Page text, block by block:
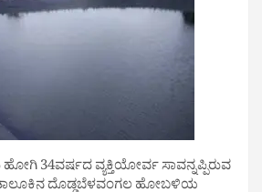
34ವರ್ಷದ ವ್ಯಕ್ತಿಯೋರ್ವ ಸಾವನ್ನಪ್ಪಿರುವ
ತಾಲೂಕಿನ ದೊಡ್ಡಬೆಳವಂಗಲ ಹೋಬಳಿಯ